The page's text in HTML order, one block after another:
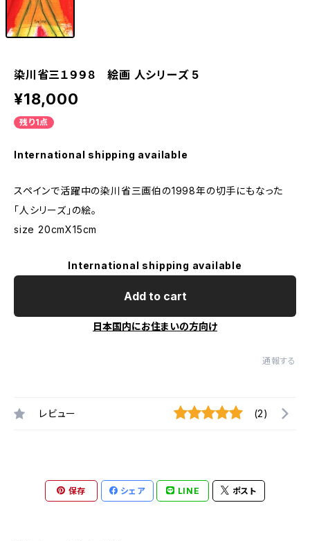
染川省三１９９８ 絵画 人シリーズ 5
¥18,000
残り1点
International shipping available
スペインで活躍中の染川省三画伯の1998年の切手にもなった
「人シリーズ」の絵。
size 20cmX15cm
International shipping available
Add to cart
日本国内にお住まいの方向け
通報する
レビュー (2)
保存 シェア LINE ポスト